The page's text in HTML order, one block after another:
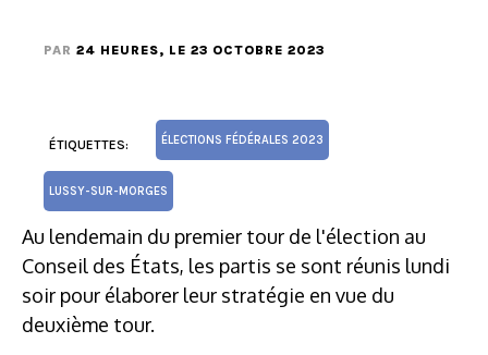
PAR 24 HEURES, LE 23 OCTOBRE 2023
ÉTIQUETTES: ÉLECTIONS FÉDÉRALES 2023
LUSSY-SUR-MORGES
Au lendemain du premier tour de l'élection au
Conseil des États, les partis se sont réunis lundi
soir pour élaborer leur stratégie en vue du
deuxième tour.